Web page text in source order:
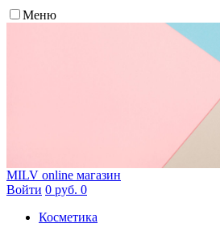
Меню
MILV online магазин
Войти 0 руб. 0
Косметика